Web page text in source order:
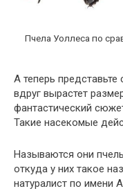
Пчела Уоллеса по
А теперь
вдруг вырастет
фантастический
Такие насекомые
Называются они
откуда у них такое
натуралист по имени